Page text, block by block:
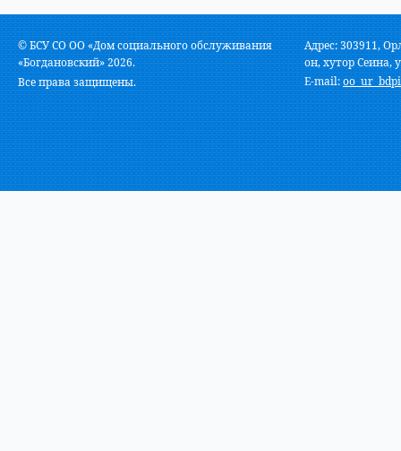
© БСУ СО ОО «Дом социального обслуживания
«Богдановский» 2026.
Все права защищены.
Адрес: 303911,
он, хутор Сеина,
E-mail: